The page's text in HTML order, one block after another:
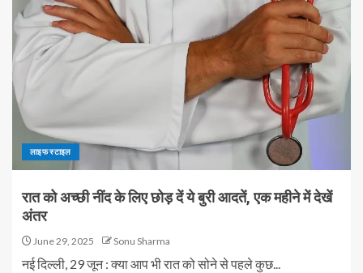
लाइफ स्टाइल
रात को अच्छी नींद के लिए छोड़ दें ये बुरी आदतें, एक महीने में देखें
अंतर
June 29, 2025 Sonu Sharma
नई दिल्ली, 29 जून : क्या आप भी रात को सोने से पहले कुछ...